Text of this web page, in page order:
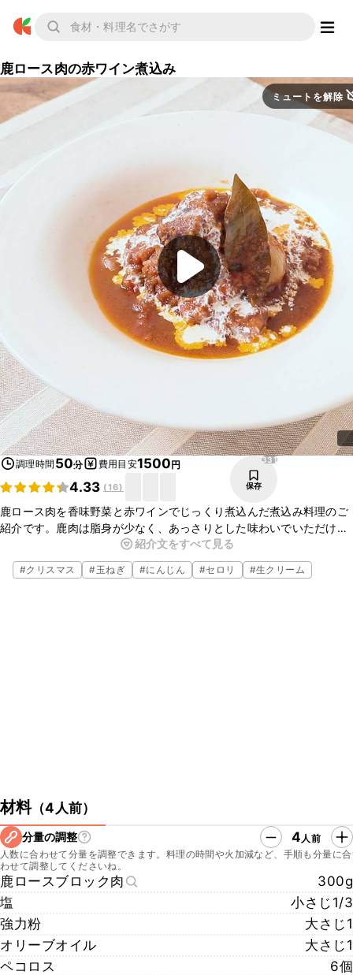
鹿ロース肉の赤ワイン煮込み
ミュートを解除
調理時間 50分 費用目安1500円
4.33 (16)
331
保存
鹿ロース肉を香味野菜と赤ワインでじっくり煮込んだ煮込み料理のご
紹介です。鹿肉は脂身が少なく、あっさりとした味わいでいただけま
す。赤ワインや香味野菜でじっくり煮込むことで、奥深い味わいにな
ります。パスタソースにしてもおいしくお召し上がりいただけます
よ。
紹介文をすべて見る
#クリスマス #玉ねぎ #にんじん #セロリ #生クリーム
材料（4人前）
分量の調整 4人前
人数に合わせて分量を調整できます。料理の時間や火加減など、手順も分量に合
わせて調整してくださいね。
鹿ロースブロック肉
300g
塩
小さじ1/3
強力粉
大さじ1
オリーブオイル
大さじ1
ペコロス
6個